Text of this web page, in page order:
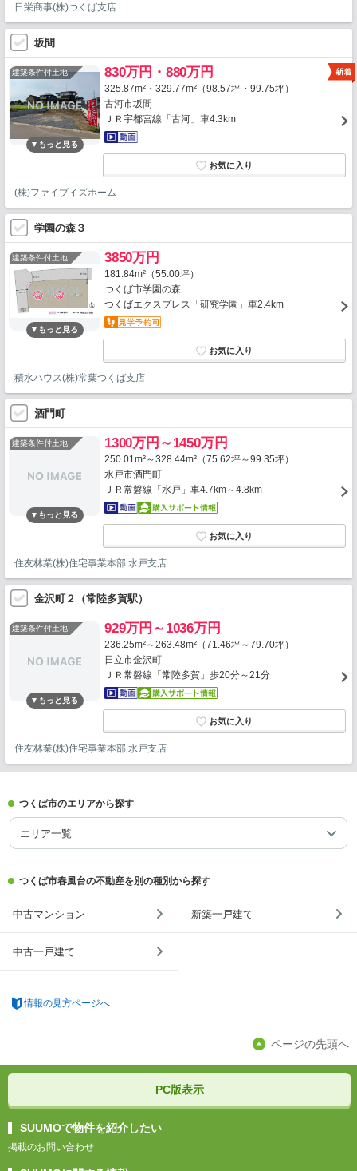
日栄商事(株)つくば支店
坂間
建築条件付土地 830万円・880万円
325.87m²・329.77m²（98.57坪・99.75坪）
古河市坂間
ＪＲ宇都宮線「古河」車4.3km
(株)ファイブイズホーム
学園の森３
建築条件付土地 3850万円
181.84m²（55.00坪）
つくば市学園の森
つくばエクスプレス「研究学園」車2.4km
積水ハウス(株)常葉つくば支店
酒門町
建築条件付土地 1300万円～1450万円
250.01m²～328.44m²（75.62坪～99.35坪）
水戸市酒門町
ＪＲ常磐線「水戸」車4.7km～4.8km
住友林業(株)住宅事業本部 水戸支店
金沢町２（常陸多賀駅）
建築条件付土地 929万円～1036万円
236.25m²～263.48m²（71.46坪～79.70坪）
日立市金沢町
ＪＲ常磐線「常陸多賀」歩20分～21分
住友林業(株)住宅事業本部 水戸支店
つくば市のエリアから探す
エリア一覧
つくば市春風台の不動産を別の種別から探す
中古マンション 新築一戸建て
中古一戸建て
情報の見方ページへ
ページの先頭へ
PC版表示
SUUMOで物件を紹介したい
掲載のお問い合わせ